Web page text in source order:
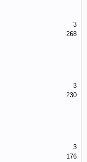
3
268
3
230
3
176